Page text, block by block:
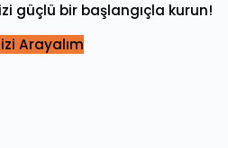
güçlü bir başlangıçla kurun!
Arayalım